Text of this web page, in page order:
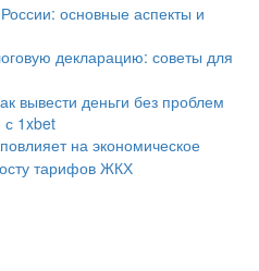
основные аспекты и
декларацию: советы для
вывести деньги без проблем
с 1xbet
на экономическое
тарифов ЖКХ